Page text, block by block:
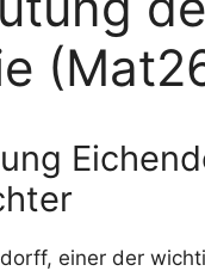
einer der